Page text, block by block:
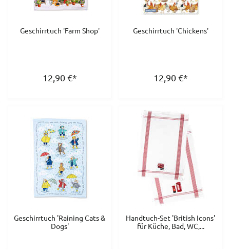
Geschirrtuch 'Farm Shop'
12,90€*
Geschirrtuch 'Chickens'
12,90€*
Geschirrtuch 'Raining Cats &
Dogs'
Handtuch-Set 'British Icons'
für Küche, Bad, WC,...